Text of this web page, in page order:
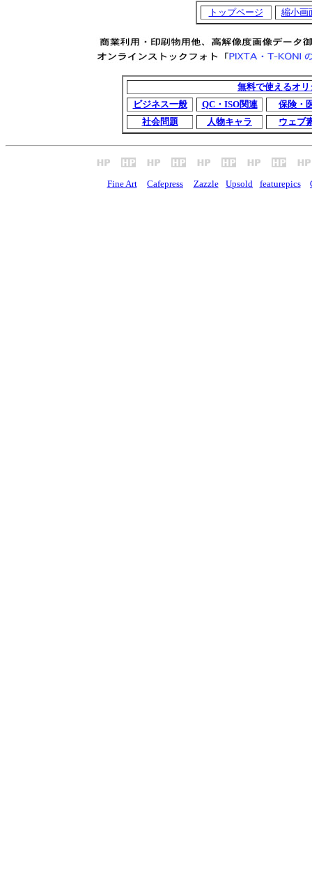
トップページ 縮小画
無料で使えるオ
ビジネス一般
QC・ISO関連
保険・
社会問題
人物キャラ ウェブ
Fine Art Cafepress Zazzle Upsold featurepics